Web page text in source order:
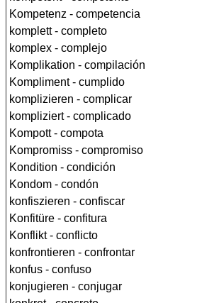
Kompetenz - competencia
komplett - completo
komplex - complejo
Komplikation - compilación
Kompliment - cumplido
komplizieren - complicar
kompliziert - complicado
Kompott - compota
Kompromiss - compromiso
Kondition - condición
Kondom - condón
konfiszieren - confiscar
Konfitüre - confitura
Konflikt - conflicto
konfrontieren - confrontar
konfus - confuso
konjugieren - conjugar